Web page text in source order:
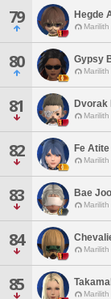
79 Hegde
80 Gypsy
81 Dvorak
82 Fe Atite
83 Bae
84
85